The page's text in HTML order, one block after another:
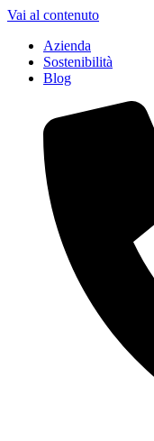
Vai al contenuto
Azienda
Sostenibilità
Blog